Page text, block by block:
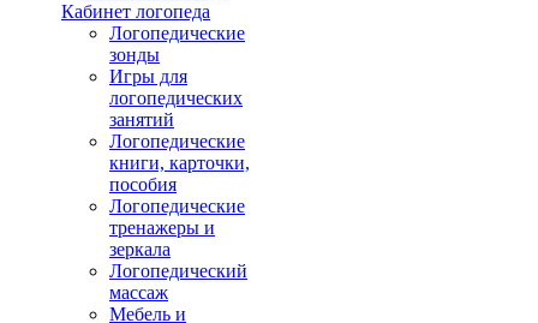
Кабинет логопеда
Логопедические
зонды
Игры для
логопедических
занятий
Логопедические
книги, карточки,
пособия
Логопедические
тренажеры и
зеркала
Логопедический
массаж
Мебель и